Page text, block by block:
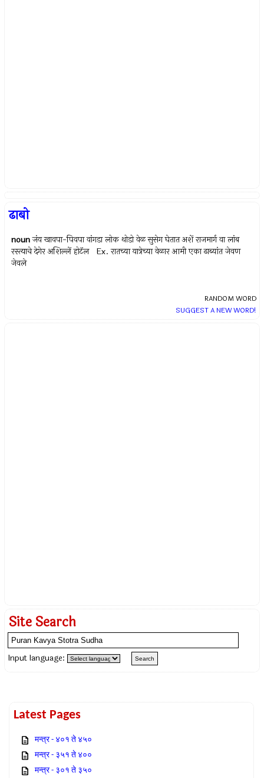
ढाबो
noun जंय खावपा-पिवपा वांगडा लोक थोडो वेळ सुसेग घेतात अशें राजमार्ग वा लांब
रस्त्याचे देगेर अशिल्लें होटॅल Ex.रातच्या यात्रेच्या वेळार आमी एका ढाब्यांत जेवण
जेवले
RANDOM WORD
SUGGEST A NEW WORD!
Site Search
Input language:
Latest Pages
मन्त्र - ४०१ ते ४५०
मन्त्र - ३५१ ते ४००
मन्त्र - ३०१ ते ३५०